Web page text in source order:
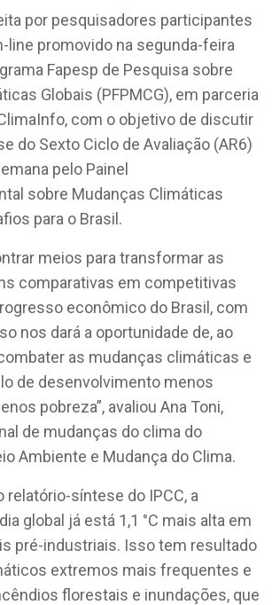
por pesquisadores participantes
line promovido na segunda-feira
Fapesp de Pesquisa sobre
Globais (PFPMCG), em parceria
com o objetivo de discutir
do Sexto Ciclo de Avaliação (AR6)
pelo Painel
sobre Mudanças Climáticas
para o Brasil.
meios para transformar as
comparativas em competitivas
econômico do Brasil, com
nos dará a oportunidade de, ao
as mudanças climáticas e
de desenvolvimento menos
pobreza”, avaliou Ana Toni,
de mudanças do clima do
Ambiente e Mudança do Clima.
relatório-síntese do IPCC, a
global já está 1,1 °C mais alta em
pré-industriais. Isso tem resultado
extremos mais frequentes e
florestais e inundações, que